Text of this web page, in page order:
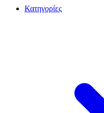
Κατηγορίες